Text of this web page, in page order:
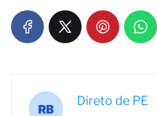
Direto de PE